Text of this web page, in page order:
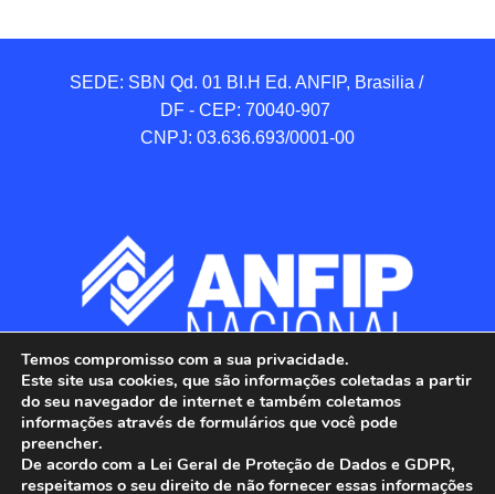
SEDE: SBN Qd. 01 BI.H Ed. ANFIP, Brasilia /
DF - CEP: 70040-907
CNPJ: 03.636.693/0001-00
Temos compromisso com a sua privacidade.
Este site usa cookies, que são informações coletadas a partir
do seu navegador de internet e também coletamos
informações através de formulários que você pode
preencher.
De acordo com a Lei Geral de Proteção de Dados e GDPR,
respeitamos o seu direito de não fornecer essas informações